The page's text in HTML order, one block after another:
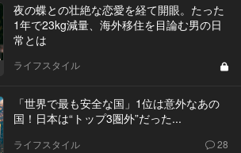
夜の蝶との壮絶な恋愛を経て開眼。たった
1年で23kg減量、海外移住を目論む男の日
常とは
ライフスタイル
「世界で最も安全な国」1位は意外なあの
国！日本は“トップ3圏外”だった...
ライフスタイル 28